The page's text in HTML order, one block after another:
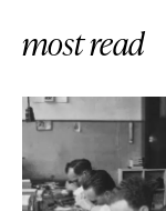
most read